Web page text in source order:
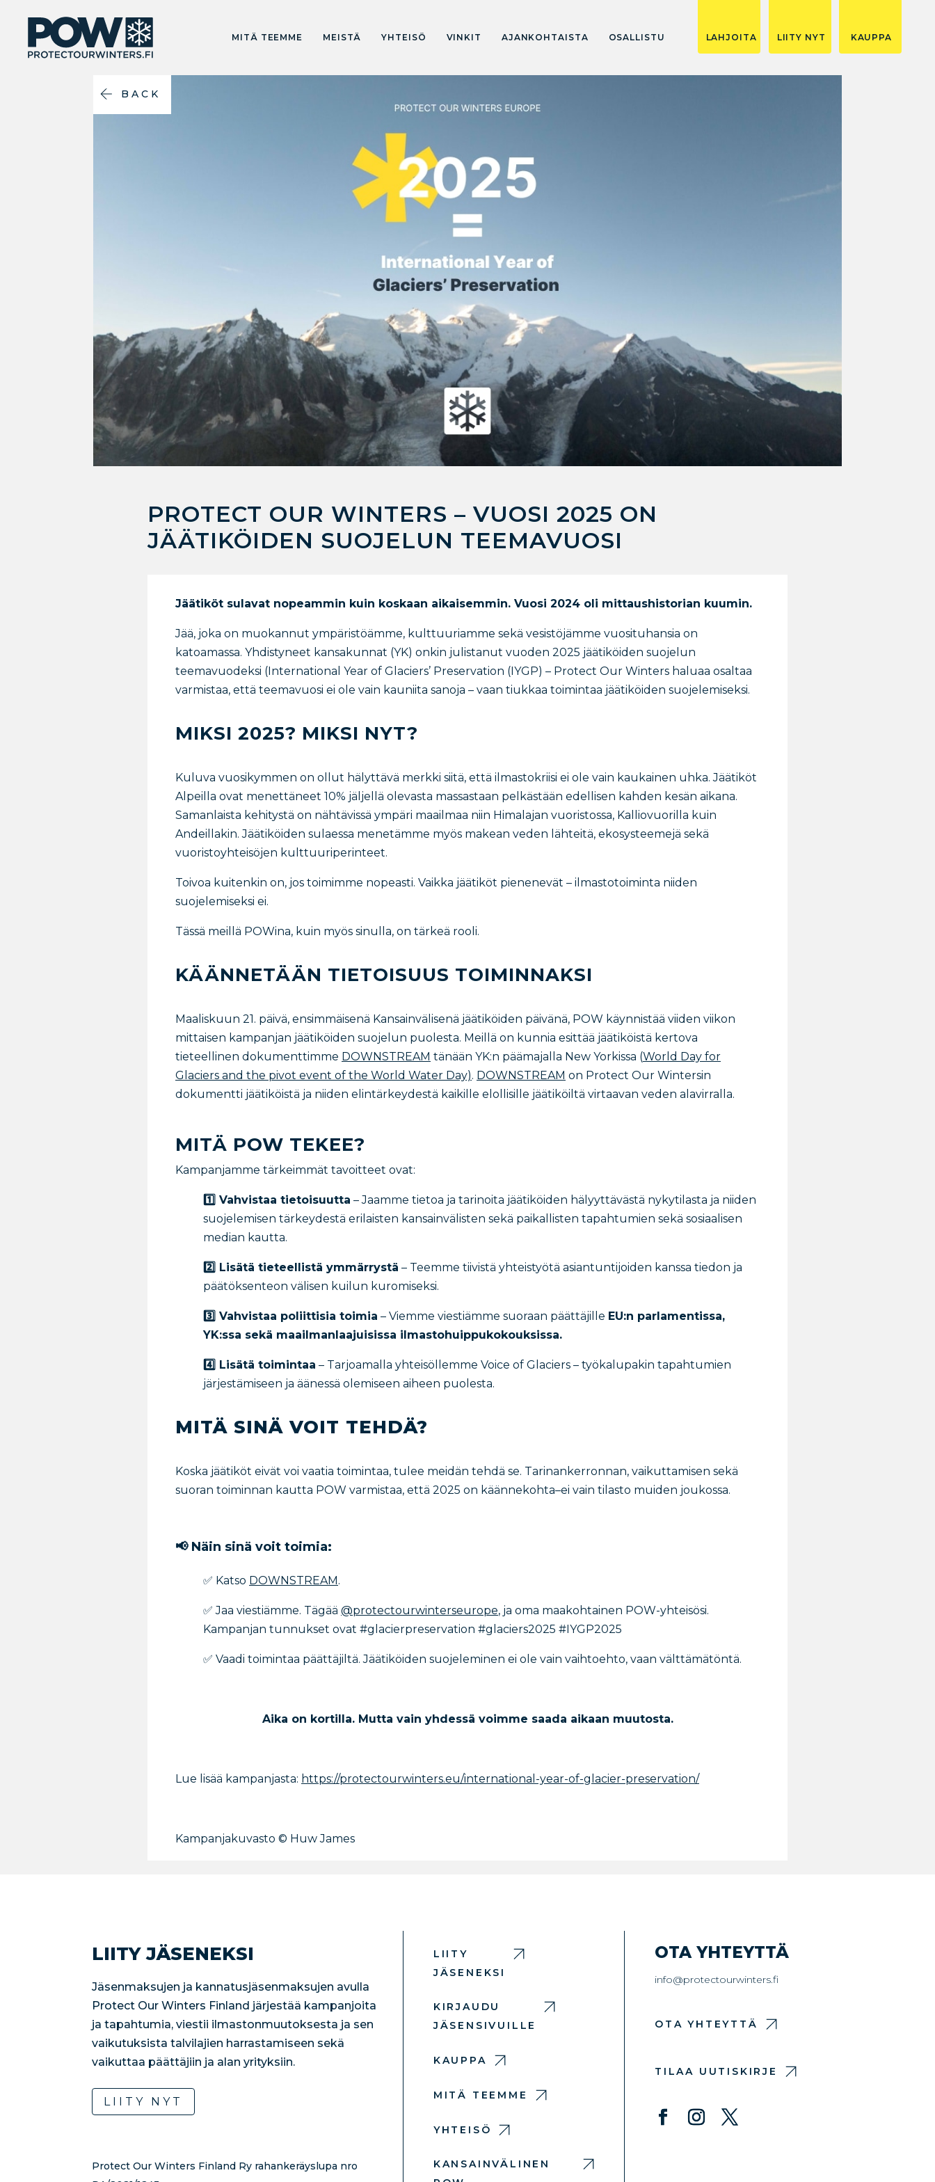
MITÄ TEEMME MEISTÄ YHTEISÖ VINKIT AJANKOHTAISTA OSALLISTU LAHJOITA LIITY NYT KAUPPA
BACK
PROTECT OUR WINTERS – VUOSI 2025 ON
JÄÄTIKÖIDEN SUOJELUN TEEMAVUOSI
Jäätiköt sulavat nopeammin kuin koskaan aikaisemmin. Vuosi 2024 oli mittaushistorian kuumin.
Jää, joka on muokannut ympäristöämme, kulttuuriamme sekä vesistöjämme vuosituhansia on
katoamassa. Yhdistyneet kansakunnat (YK) onkin julistanut vuoden 2025 jäätiköiden suojelun
teemavuodeksi (International Year of Glaciers’ Preservation (IYGP) – Protect Our Winters haluaa osaltaa
varmistaa, että teemavuosi ei ole vain kauniita sanoja – vaan tiukkaa toimintaa jäätiköiden suojelemiseksi.
MIKSI 2025? MIKSI NYT?
Kuluva vuosikymmen on ollut hälyttävä merkki siitä, että ilmastokriisi ei ole vain kaukainen uhka. Jäätiköt
Alpeilla ovat menettäneet 10% jäljellä olevasta massastaan pelkästään edellisen kahden kesän aikana.
Samanlaista kehitystä on nähtävissä ympäri maailmaa niin Himalajan vuoristossa, Kalliovuorilla kuin
Andeillakin. Jäätiköiden sulaessa menetämme myös makean veden lähteitä, ekosysteemejä sekä
vuoristoyhteisöjen kulttuuriperinteet.
Toivoa kuitenkin on, jos toimimme nopeasti. Vaikka jäätiköt pienenevät – ilmastotoiminta niiden
suojelemiseksi ei.
Tässä meillä POWina, kuin myös sinulla, on tärkeä rooli.
KÄÄNNETÄÄN TIETOISUUS TOIMINNAKSI
Maaliskuun 21. päivä, ensimmäisenä Kansainvälisenä jäätiköiden päivänä, POW käynnistää viiden viikon
mittaisen kampanjan jäätiköiden suojelun puolesta. Meillä on kunnia esittää jäätiköistä kertova
tieteellinen dokumenttimme DOWNSTREAM tänään YK:n päämajalla New Yorkissa (World Day for
Glaciers and the pivot event of the World Water Day). DOWNSTREAM on Protect Our Wintersin
dokumentti jäätiköistä ja niiden elintärkeydestä kaikille elollisille jäätiköiltä virtaavan veden alavirralla.
MITÄ POW TEKEE?
Kampanjamme tärkeimmät tavoitteet ovat:
1️⃣ Vahvistaa tietoisuutta – Jaamme tietoa ja tarinoita jäätiköiden hälyyttävästä nykytilasta ja niiden
suojelemisen tärkeydestä erilaisten kansainvälisten sekä paikallisten tapahtumien sekä sosiaalisen
median kautta.
2️⃣ Lisätä tieteellistä ymmärrystä – Teemme tiivistä yhteistyötä asiantuntijoiden kanssa tiedon ja
päätöksenteon välisen kuilun kuromiseksi.
3️⃣ Vahvistaa poliittisia toimia – Viemme viestiämme suoraan päättäjille EU:n parlamentissa,
YK:ssa sekä maailmanlaajuisissa ilmastohuippukokouksissa.
4️⃣ Lisätä toimintaa – Tarjoamalla yhteisöllemme Voice of Glaciers – työkalupakin tapahtumien
järjestämiseen ja äänessä olemiseen aiheen puolesta.
MITÄ SINÄ VOIT TEHDÄ?
Koska jäätiköt eivät voi vaatia toimintaa, tulee meidän tehdä se. Tarinankerronnan, vaikuttamisen sekä
suoran toiminnan kautta POW varmistaa, että 2025 on käännekohta–ei vain tilasto muiden joukossa.
📢 Näin sinä voit toimia:
✅ Katso DOWNSTREAM.
✅ Jaa viestiämme. Tägää @protectourwinterseurope, ja oma maakohtainen POW-yhteisösi.
Kampanjan tunnukset ovat #glacierpreservation #glaciers2025 #IYGP2025
✅ Vaadi toimintaa päättäjiltä. Jäätiköiden suojeleminen ei ole vain vaihtoehto, vaan välttämätöntä.
Aika on kortilla. Mutta vain yhdessä voimme saada aikaan muutosta.
Lue lisää kampanjasta: https://protectourwinters.eu/international-year-of-glacier-preservation/
Kampanjakuvasto © Huw James
LIITY JÄSENEKSI
Jäsenmaksujen ja kannatusjäsenmaksujen avulla
Protect Our Winters Finland järjestää kampanjoita
ja tapahtumia, viestii ilmastonmuutoksesta ja sen
vaikutuksista talvilajien harrastamiseen sekä
vaikuttaa päättäjiin ja alan yrityksiin.
LIITY NYT
Protect Our Winters Finland Ry rahankeräyslupa nro
LIITY
JÄSENEKSI
KIRJAUDU
JÄSENSIVUILLE
KAUPPA
MITÄ TEEMME
YHTEISÖ
KANSAINVÄLINEN
OTA YHTEYTTÄ
info@protectourwinters.fi
OTA YHTEYTTÄ
TILAA UUTISKIRJE